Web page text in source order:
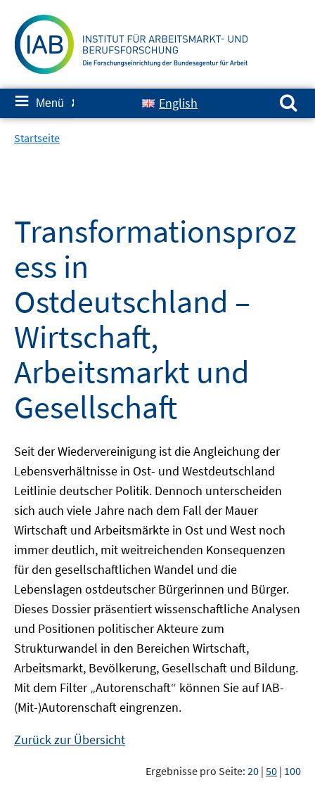
zum
Inhalt
≡ Menü ✘ English
Suchen nach:
Startseite
Transformationsproz
ess in
Ostdeutschland –
Wirtschaft,
Arbeitsmarkt und
Gesellschaft
Seit der Wiedervereinigung ist die Angleichung der
Lebensverhältnisse in Ost- und Westdeutschland
Leitlinie deutscher Politik. Dennoch unterscheiden
sich auch viele Jahre nach dem Fall der Mauer
Wirtschaft und Arbeitsmärkte in Ost und West noch
immer deutlich, mit weitreichenden Konsequenzen
für den gesellschaftlichen Wandel und die
Lebenslagen ostdeutscher Bürgerinnen und Bürger.
Dieses Dossier präsentiert wissenschaftliche Analysen
und Positionen politischer Akteure zum
Strukturwandel in den Bereichen Wirtschaft,
Arbeitsmarkt, Bevölkerung, Gesellschaft und Bildung.
Mit dem Filter „Autorenschaft“ können Sie auf IAB-
(Mit-)Autorenschaft eingrenzen.
Zurück zur Übersicht
Ergebnisse pro Seite: 20 | 50 | 100